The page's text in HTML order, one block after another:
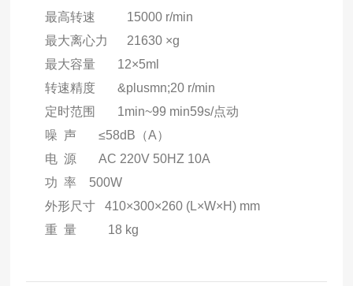
最高转速 15000 r/min
最大离心力
21630 ×g
最大容量 12×5ml
转速精度
&plusmn;20 r/min
定时范围
1min~99 min59s/点动
噪 声
≤58dB （A）
电 源
AC 220V 50HZ 10A
功 率 500W
外形尺寸410×300×260 (L×W×H) mm
重 量
18 kg